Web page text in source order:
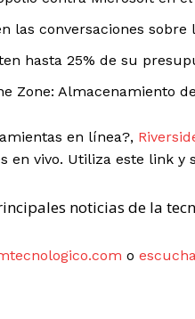
las conversaciones sobre
hasta 25% de su
Zone: Almacenamiento
en línea?,
en vivo. Utiliza este link
noticias de la
o